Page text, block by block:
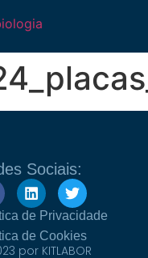
Sociais:
de Privacidade
de Cookies
por KITLABOR